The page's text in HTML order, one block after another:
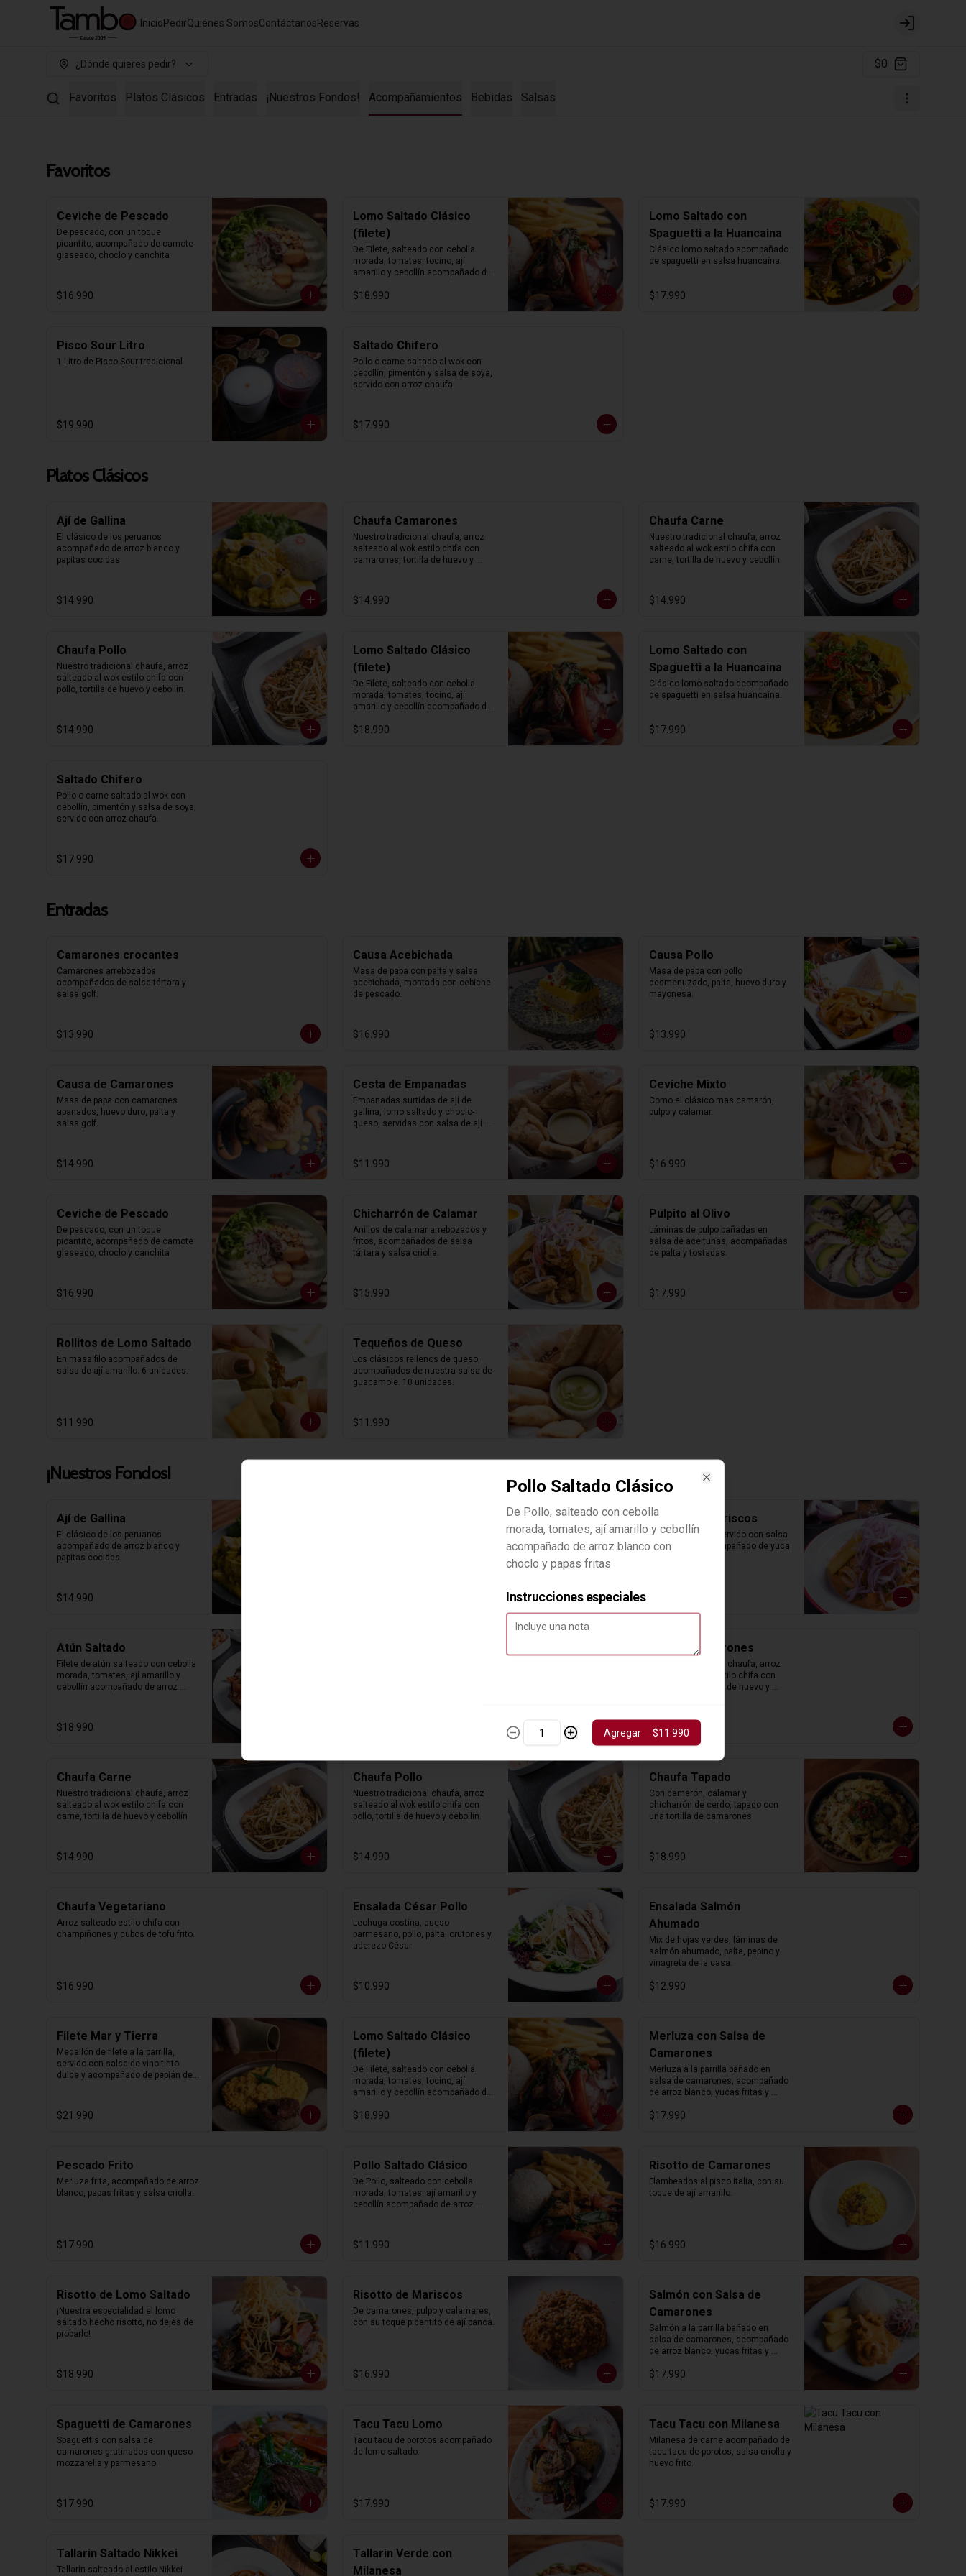
InicioPedirQuiénes SomosContáctanosReservas
Login
¿Dónde quieres pedir? $0
Favoritos Platos Clásicos Entradas ¡Nuestros Fondos! Acompañamientos Bebidas Salsas
Favoritos
Ceviche de Pescado
De pescado, con un toque
picantito, acompañado de camote
glaseado, choclo y canchita
$16.990
Lomo Saltado Clásico
(filete)
De Filete, salteado con cebolla
morada, tomates, tocino, ají
amarillo y cebollín acompañado de
fritas.
$18.990
Lomo Saltado con
Spaguetti a la Huancaina
Clásico lomo saltado acompañado
de spaguetti en salsa huancaína.
$17.990
Pisco Sour Litro
1 Litro de Pisco Sour tradicional
$19.990
Saltado Chifero
Pollo o carne saltado al wok con
cebollín, pimentón y salsa de soya,
servido con arroz chaufa.
$17.990
Platos Clásicos
Ají de Gallina
El clásico de los peruanos
acompañado de arroz blanco y
papitas cocidas
$14.990
Chaufa Camarones
Nuestro tradicional chaufa, arroz
salteado al wok estilo chifa con
camarones, tortilla de huevo y
$14.990
Chaufa Carne
Nuestro tradicional chaufa, arroz
salteado al wok estilo chifa con
carne, tortilla de huevo y cebollín
$14.990
Chaufa Pollo
Nuestro tradicional chaufa, arroz
salteado al wok estilo chifa con
pollo, tortilla de huevo y cebollín.
$14.990
Lomo Saltado Clásico
(filete)
De Filete, salteado con cebolla
morada, tomates, tocino, ají
amarillo y cebollín acompañado de
fritas.
$18.990
Lomo Saltado con
Spaguetti a la Huancaina
Clásico lomo saltado acompañado
de spaguetti en salsa huancaína.
$17.990
Saltado Chifero
Pollo o carne saltado al wok con
cebollín, pimentón y salsa de soya,
servido con arroz chaufa.
$17.990
Entradas
Camarones crocantes
Camarones arrebozados
acompañados de salsa tártara y
salsa golf.
$13.990
Causa Acebichada
Masa de papa con palta y salsa
acebichada, montada con cebiche
de pescado.
$16.990
Causa Pollo
Masa de papa con pollo
desmenuzado, palta, huevo duro y
mayonesa.
$13.990
Causa de Camarones
Masa de papa con camarones
apanados, huevo duro, palta y
salsa golf.
$14.990
Cesta de Empanadas
Empanadas surtidas de ají de
gallina, lomo saltado y choclo-
queso, servidas con salsa de ají
$11.990
Ceviche Mixto
Como el clásico mas camarón,
pulpo y calamar.
$16.990
Ceviche de Pescado
De pescado, con un toque
picantito, acompañado de camote
glaseado, choclo y canchita
$16.990
Chicharrón de Calamar
Anillos de calamar arrebozados y
fritos, acompañados de salsa
tártara y salsa criolla.
$15.990
Pulpito al Olivo
Láminas de pulpo bañadas en
salsa de aceitunas, acompañadas
de palta y tostadas.
$17.990
Rollitos de Lomo Saltado
En masa filo acompañados de
salsa de ají amarillo. 6 unidades.
$11.990
Tequeños de Queso
Los clásicos rellenos de queso,
acompañados de nuestra salsa de
guacamole. 10 unidades.
$11.990
¡Nuestros Fondos!
Ají de Gallina
El clásico de los peruanos
acompañado de arroz blanco y
papitas cocidas
$14.990
Arroz con Mariscos
Arroz salteado y servido con salsa
de mariscos, acompañado de yuca
Atún Saltado
Filete de atún salteado con cebolla
morada, tomates, ají amarillo y
cebollín acompañado de arroz
$18.990
Chaufa Camarones
Nuestro tradicional chaufa, arroz
salteado al wok estilo chifa con
camarones, tortilla de huevo y
$14.990
Chaufa Carne
Nuestro tradicional chaufa, arroz
salteado al wok estilo chifa con
carne, tortilla de huevo y cebollín
$14.990
Chaufa Pollo
Nuestro tradicional chaufa, arroz
salteado al wok estilo chifa con
pollo, tortilla de huevo y cebollín.
$14.990
Chaufa Tapado
Con camarón, calamar y
chicharrón de cerdo, tapado con
una tortilla de camarones
$18.990
Chaufa Vegetariano
Arroz salteado estilo chifa con
champiñones y cubos de tofu frito.
$16.990
Ensalada César Pollo
Lechuga costina, queso
parmesano, pollo, palta, crutones y
aderezo César
$10.990
Ensalada Salmón
Ahumado
Mix de hojas verdes, láminas de
salmón ahumado, palta, pepino y
vinagreta de la casa.
$12.990
Filete Mar y Tierra
Medallón de filete a la parrilla,
servido con salsa de vino tinto
dulce y acompañado de pepián de
$21.990
Lomo Saltado Clásico
(filete)
De Filete, salteado con cebolla
morada, tomates, tocino, ají
amarillo y cebollín acompañado de
fritas.
$18.990
Merluza con Salsa de
Camarones
Merluza a la parrilla bañado en
salsa de camarones, acompañado
de arroz blanco, yucas fritas y
$17.990
Pescado Frito
Merluza frita, acompañado de arroz
blanco, papas fritas y salsa criolla.
$17.990
Pollo Saltado Clásico
De Pollo, salteado con cebolla
morada, tomates, ají amarillo y
cebollín acompañado de arroz
$11.990
Risotto de Camarones
Flambeados al pisco Italia, con su
toque de ají amarillo.
$16.990
Risotto de Lomo Saltado
¡Nuestra especialidad el lomo
saltado hecho risotto, no dejes de
probarlo!
$18.990
Risotto de Mariscos
De camarones, pulpo y calamares,
con su toque picantito de ají panca.
$16.990
Salmón con Salsa de
Camarones
Salmón a la parrilla bañado en
salsa de camarones, acompañado
de arroz blanco, yucas fritas y
$17.990
Spaguetti de Camarones
Spaguettis con salsa de
camarones gratinados con queso
mozzarella y parmesano.
$17.990
Tacu Tacu Lomo
Tacu tacu de porotos acompañado
de lomo saltado.
$17.990
Tacu Tacu con Milanesa
Milanesa de carne acompañado de
tacu tacu de porotos, salsa criolla y
huevo frito.
$17.990
Tallarin Saltado Nikkei
Tallarín salteado al estilo Nikkei
Tallarin Verde con
Milanesa
Pollo Saltado Clásico
De Pollo, salteado con cebolla
morada, tomates, ají amarillo y cebollín
acompañado de arroz blanco con
choclo y papas fritas
Instrucciones especiales
Agregar $11.990